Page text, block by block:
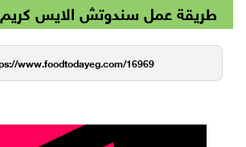
طريقة عمل سندوتش الايس كريم